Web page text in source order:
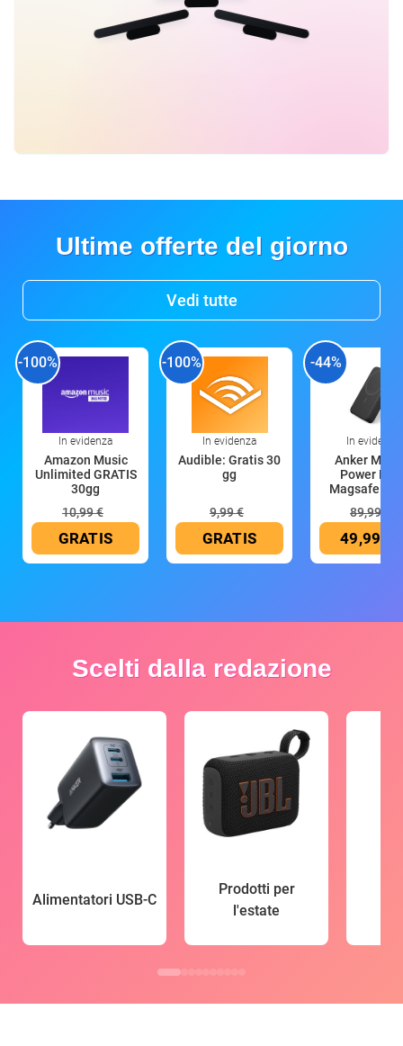
Ultime offerte del giorno
Vedi tutte
-100%
In evidenza
Amazon Music
Unlimited GRATIS
30gg
10,99 €
GRATIS
-100%
In evidenza
Audible: Gratis 30
gg
9,99 €
GRATIS
-44%
In evidenza
Anker
Power
Magsafe
89,99 €
49,99 €
Scelti dalla redazione
Alimentatori USB-C
Prodotti per
l'estate